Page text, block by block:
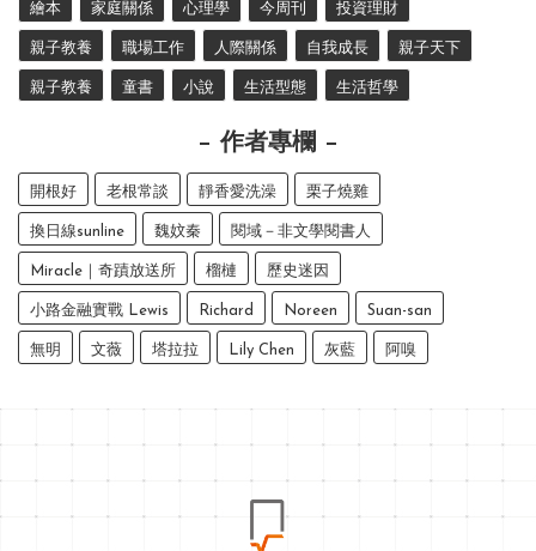
繪本 家庭關係 心理學 今周刊 投資理財
親子教養 職場工作 人際關係 自我成長 親子天下
親子教養 童書 小說 生活型態 生活哲學
作者專欄
開根好 老根常談 靜香愛洗澡 栗子燒雞
換日線sunline 魏妏秦 閱域－非文學閱書人
Miracle｜奇蹟放送所 榴槤 歷史迷因
小路金融實戰 Lewis Richard Noreen Suan-san
無明 文薇 塔拉拉 Lily Chen 灰藍 阿嗅